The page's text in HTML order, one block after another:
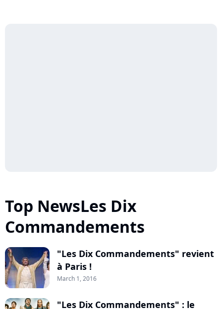
Top NewsLes Dix
Commandements
"Les Dix Commandements" revient
à Paris !
March 1, 2016
"Les Dix Commandements" : le